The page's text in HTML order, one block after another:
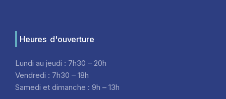
Heures d'ouverture
Lundi au jeudi : 7h30 – 20h
Vendredi : 7h30 – 18h
Samedi et dimanche : 9h – 13h